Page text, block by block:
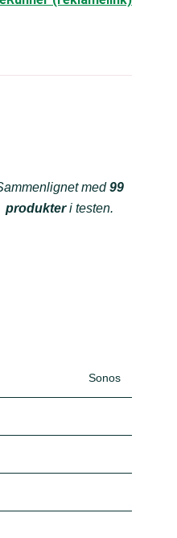
med99
produkteri testen.
Sonos